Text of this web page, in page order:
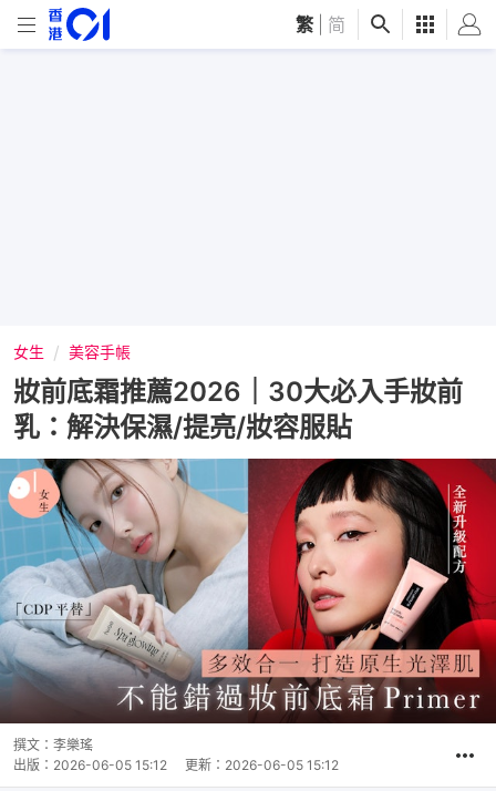
繁 简
女生 美容手帳
妝前底霜推薦2026｜30大必入手妝前
乳：解決保濕/提亮/妝容服貼
撰文： 李樂瑤
出版： 2026-06-05 15:12 更新： 2026-06-05 15:12